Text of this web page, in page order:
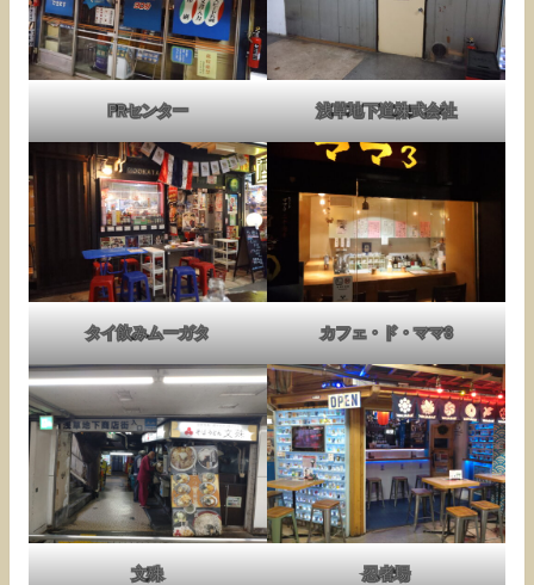
PRセンター 浅草地下道株式会社
タイ飲みムーガタ カフェ・ド・ママ3
文殊 忍者場